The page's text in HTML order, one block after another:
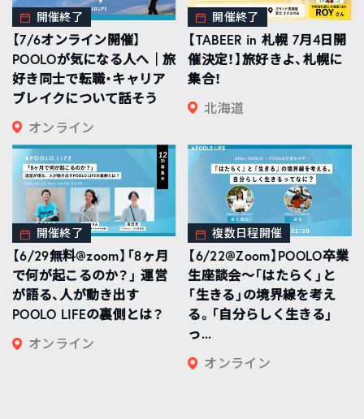
開催終了
【7/6オンライン開催】
POOLOが気になる人へ｜旅
好き同士で転職・キャリア
ブレイクについて話そう
オンライン
開催終了
【TABEER in 札幌 7月4日開
催決定！】旅好きよ、札幌に
集合！
北海道
開催終了
【6/29無料@zoom】「8ヶ月
で何が起こるのか？」 運営
が語る、人が動き出す
POOLO LIFEの裏側とは？
オンライン
複数日程開催
【6/22@Zoom】POOLO卒業
生座談会〜「はたらく」と
「生きる」の境界線を考え
る。「自分らしく生きる」
っ...
オンライン